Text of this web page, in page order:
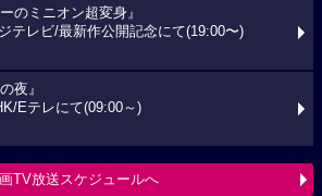
のミニオン超変身』
テレビ/最新作公開記念にて(19:00〜)
夜』
Eテレにて(09:00～)
TV放送スケジュールへ